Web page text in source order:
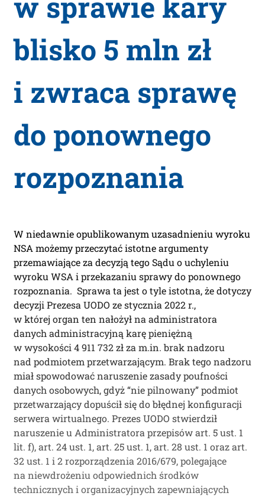
blisko 5 mln zł
i zwraca sprawę
do ponownego
rozpoznania
W niedawnie opublikowanym uzasadnieniu wyroku
NSA możemy przeczytać istotne argumenty
przemawiające za decyzją tego Sądu o uchyleniu
wyroku WSA i przekazaniu sprawy do ponownego
rozpoznania. Sprawa ta jest o tyle istotna, że dotyczy
decyzji Prezesa UODO ze stycznia 2022 r.,
w której organ ten nałożył na administratora
danych administracyjną karę pieniężną
w wysokości 4 911 732 zł za m.in. brak nadzoru
nad podmiotem przetwarzającym. Brak tego nadzoru
miał spowodować naruszenie zasady poufności
danych osobowych, gdyż “nie pilnowany” podmiot
przetwarzający dopuścił się do błędnej konfiguracji
serwera wirtualnego. Prezes UODO stwierdził
naruszenie u Administratora przepisów art. 5 ust. 1
lit. f), art. 24 ust. 1, art. 25 ust. 1, art. 28 ust. 1 oraz art.
32 ust. 1 i 2 rozporządzenia 2016/679, polegające
na niewdrożeniu odpowiednich środków
technicznych i organizacyjnych zapewniających